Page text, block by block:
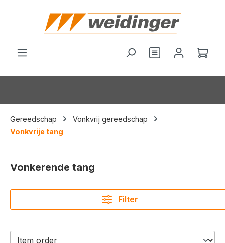
Je hebt 0 items
Gereedschap
Vonkvrij gereedschap
Vonkvrije tang
Vonkerende tang
Filter